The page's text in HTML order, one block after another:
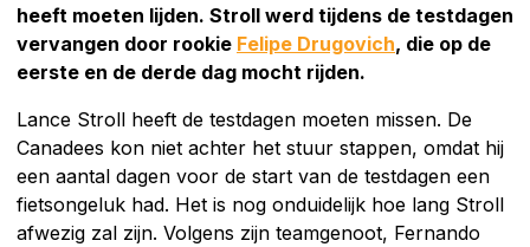
heeft moeten lijden. Stroll werd tijdens de testdagen
vervangen door rookie Felipe Drugovich, die op de
eerste en de derde dag mocht rijden.
Lance Stroll heeft de testdagen moeten missen. De
Canadees kon niet achter het stuur stappen, omdat hij
een aantal dagen voor de start van de testdagen een
fietsongeluk had. Het is nog onduidelijk hoe lang Stroll
afwezig zal zijn. Volgens zijn teamgenoot, Fernando